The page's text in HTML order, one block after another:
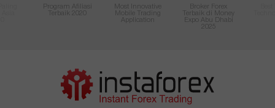
Program Afiliasi
Terbaik 2020
Most Innovative
Mobile Trading
Application
Broker Forex
Terbaik di Money
Expo Abu Dhabi
2025